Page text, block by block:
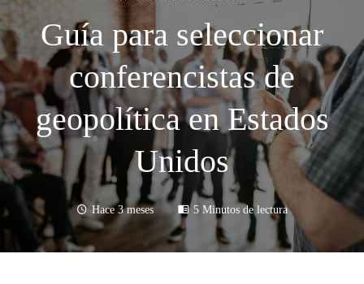
Guía para seleccionar
conferencistas de
geopolítica en Estados
Unidos
Hace 3 meses 5 Minutos de lectura